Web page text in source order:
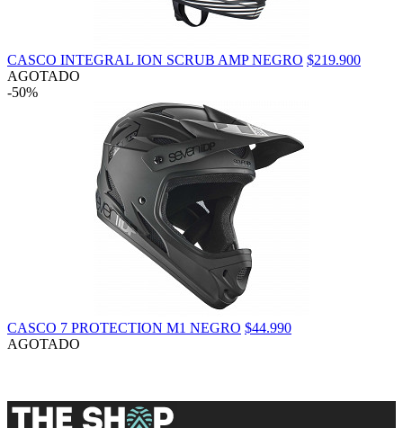
CASCO INTEGRAL ION SCRUB AMP NEGRO $219.900
AGOTADO
-50%
CASCO 7 PROTECTION M1 NEGRO $44.990
AGOTADO